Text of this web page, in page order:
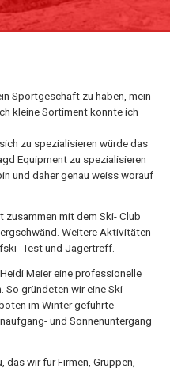
Sportgeschäft zu haben, mein
kleine Sortiment konnte ich
zu spezialisieren würde das
Equipment zu spezialisieren
und daher genau weiss worauf
mit dem Ski- Club
Weitere Aktivitäten
Test und Jägertreff.
Meier eine professionelle
gründeten wir eine Ski-
im Winter geführte
und Sonnenuntergang
das wir für Firmen, Gruppen,